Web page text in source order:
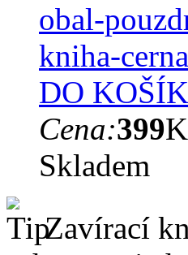
DO
Cena:399
Skladem
Zavírací